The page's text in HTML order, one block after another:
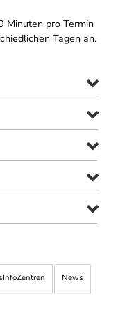
Minuten pro Termin
Tagen an.
News